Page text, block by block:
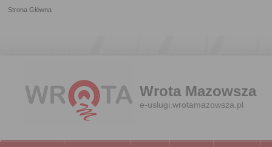
Strona Główna
Wrota Mazowsza
e-uslugi.wrotamazowsza.pl